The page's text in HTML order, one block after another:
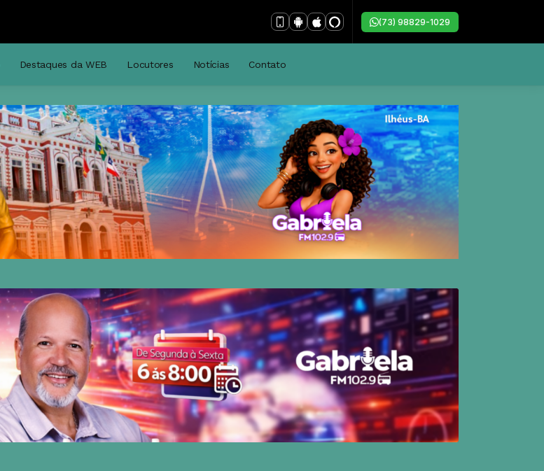
(73) 98829-1029
Destaques da WEB Locutores Notícias Contato